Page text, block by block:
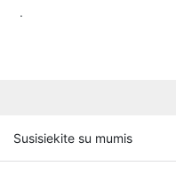
.
Susisiekite su mumis